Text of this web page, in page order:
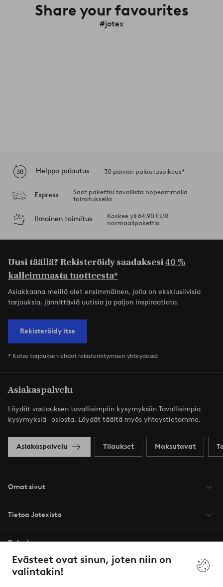
Evästeet ovat sinun, joten niin on
valintakin!
Share your favourites
#jotex
Helppo palautus 30 päivän palautusoikeus*
Express
Saat pakettisi tavallista nopeammalla
toimituksella
Ilmainen toimitus
Koskee yli 64,90 EUR
normaalipakettia
Uusi täällä? Rekisteröidy saadaksesi40 %
kalleimmasta tuotteesta*
Asiakkaana meillä olet ensimmäinen, jolla on eksklusiivisia
tarjouksia, jännittäviä uutisia ja paljon inspiraatiota.
Rekisteröidy itse
* Katso tarjouksen ehdot rekisteröitymisen yhteydessä
Asiakaspalvelu
Löydät vastauksen tavallisimpiin kysymyksiin Tavallisimpia
kysymyksiä -osiosta. Löydät täältä myös yhteystietomme.
Asiakaspalvelu Tilaukset Maksutavat
Omat sivut
Tietoa Jotexista
Palvelumme
Ehdot